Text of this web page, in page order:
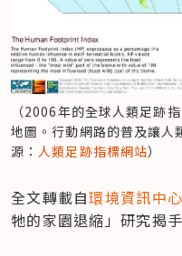
（2006年的全球人類足
地圖。行動網路的普及讓人
源：人類足跡指標網站）
全文轉載自環境資訊中心
牠的家園退縮」研究揭